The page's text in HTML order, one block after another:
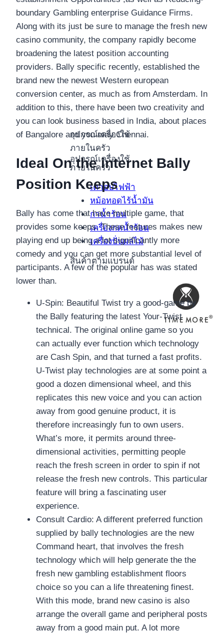
อุปกรณ์เครื่องใช้
ภายในครัว
อุปกรณ์เครื่องใช้
ภายในครัว
เตาอบไฟฟ้า
หม้อทอดไร้น้ำมัน
กาน้ำร้อน
เครื่องกดน้ำร้อน
เครื่องปั่นผลไม้
สินค้าตามแบรนด์
boundary Gambling enterprise Guidance Firms.
Along with its just be sure to manage the fresh new
casino community, the company rapidly become
broadening the latest position accounting
providers. Bally specific recently, established the
brand new the newest Western european
conversion center, as much as from Amsterdam. In
addition to this, there have been two creativity and
you can look business based in India, about places
of Bangalore and you may Chennai.
Ideal On the internet Bally
Position Keeps
Bally has come that have multiple game, that
provides some keeps. These features makes new
playing end up being a lot significantly more
comedy and you can get more substantial level of
participants. A few of the popular has was stated
lower than.
U-Spin: Beautiful Twist try a good-game by
the Bally featuring the latest Your-Twist
technical. The original online game so you
can actually ever function which technology
are Cash Spin, and that turned a fast profits.
U-Twist play technologies are at some point a
good a dozen dimensional wheel, and this
replicates this new voice and you can action
away from good genuine product, it is
therefore increasingly fun to own users.
What’s more, it permits around three-
dimensional activities, permitting people
reach the fresh screen in order to spin if not
release the fresh new controls. This particular
feature will bring a fascinating user
experience.
Consult Cardio: A different preferred function
supplied by bally technologies are the new
Command heart, that involves the fresh
technology which will help generate the the
fresh new gambling establishment floors
choice so you can a life threatening finest.
With this mode, brand new casino is also
arrange the overall game and peripheral posts
away from a good main put. A lot more